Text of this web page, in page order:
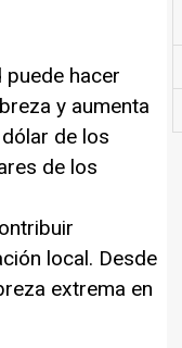
puede hacer
y aumenta
de los
de los
local. Desde
extrema en